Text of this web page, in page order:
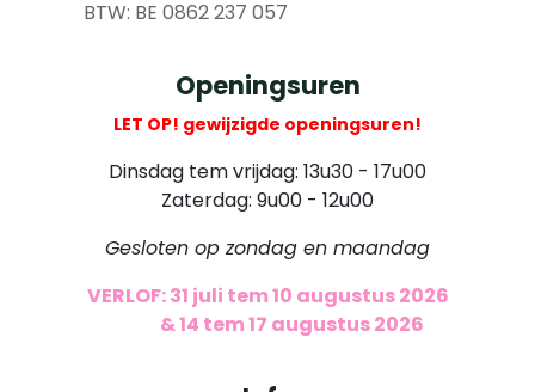
​ BTW: BE 0862 237 057
Openingsuren
LET OP! gewijzigde openingsuren!
Dinsdag tem vrijdag: 13u30 - 17u00
Zaterdag: 9u00 - 12u00
Gesloten op zondag en maandag
VERLOF: 31 juli tem 10 augustus 2026
& 14 tem 17 augustus 2026